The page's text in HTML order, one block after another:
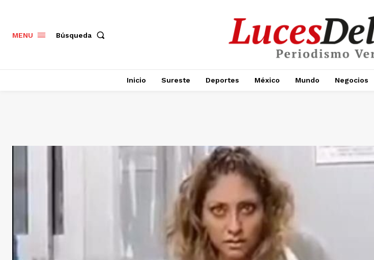
MENU Búsqueda
Inicio Sureste Deportes México Mundo Negocios